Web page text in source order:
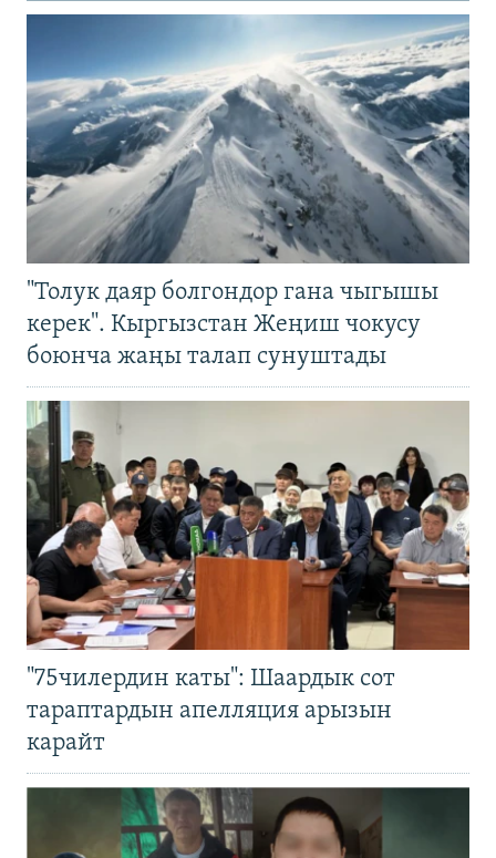
"Толук даяр болгондор гана чыгышы
керек". Кыргызстан Жеңиш чокусу
боюнча жаңы талап сунуштады
"75чилердин каты": Шаардык сот
тараптардын апелляция арызын
карайт